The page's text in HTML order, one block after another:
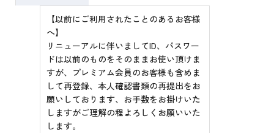
【以前にご利用されたことのあるお客様
へ】
リニューアルに伴いましてID、パスワー
ドは以前のものをそのままお使い頂けま
すが、プレミアム会員のお客様も含めま
して再登録、本人確認書類の再提出をお
願いしております、お手数をお掛けいた
しますがご理解の程よろしくお願いいた
します。